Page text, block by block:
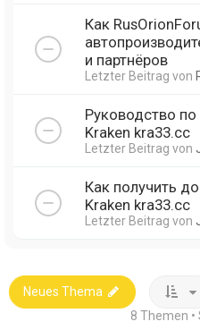
Как
и партнёров
Letzter Beitrag von
Руководство
Kraken kra33.cc
Letzter Beitrag von
Как получить
Kraken kra33.cc
Letzter Beitrag von
Neues Thema
8 Themen •